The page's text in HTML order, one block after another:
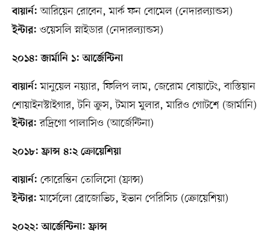
বায়ার্ন: আরিয়েন রোবেন, মার্ক ফন বোমেল (নেদারল্যান্ডস)
ইন্টার: ওয়েসলি স্নাইডার (নেদারল্যান্ডস)
২০১৪: জার্মানি ১: আর্জেন্টিনা
বায়ার্ন: মানুয়েল নয়্যার, ফিলিপ লাম, জেরোম বোয়াটেং, বাস্তিয়ান
শোয়াইনস্টাইগার, টনি ক্রুস, টমাস মুলার, মারিও গোটশে (জার্মানি)
ইন্টার: রদ্রিগো পালাসিও (আর্জেন্টিনা)
২০১৮: ফ্রান্স ৪:২ ক্রোয়েশিয়া
বায়ার্ন: কোরেন্তিন তোলিসো (ফ্রান্স)
ইন্টার: মার্সেলো ব্রোজোভিচ, ইভান পেরিসিচ (ক্রোয়েশিয়া)
২০২২: আর্জেন্টিনা: ফ্রান্স